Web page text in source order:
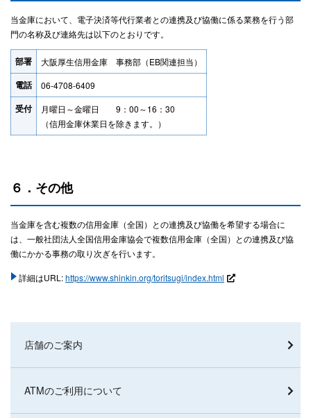
当金庫において、電子決済等代行業者との連携及び協働に係る業務を行う部
門の名称及び連絡先は以下のとおりです。
部署 大阪厚生信用金庫 事務部（EB関連担当）
電話 06-4708-6409
受付
月曜日～金曜日 9：00～16：30
（信用金庫休業日を除きます。）
６．その他
当金庫を含む複数の信用金庫（全国）との連携及び協働を希望する場合に
は、一般社団法人全国信用金庫協会で複数信用金庫（全国）との連携及び協
働にかかる事務の取り次ぎを行います。
詳細はURL:https://www.shinkin.org/toritsugi/index.html
店舗のご案内
ATMのご利用について